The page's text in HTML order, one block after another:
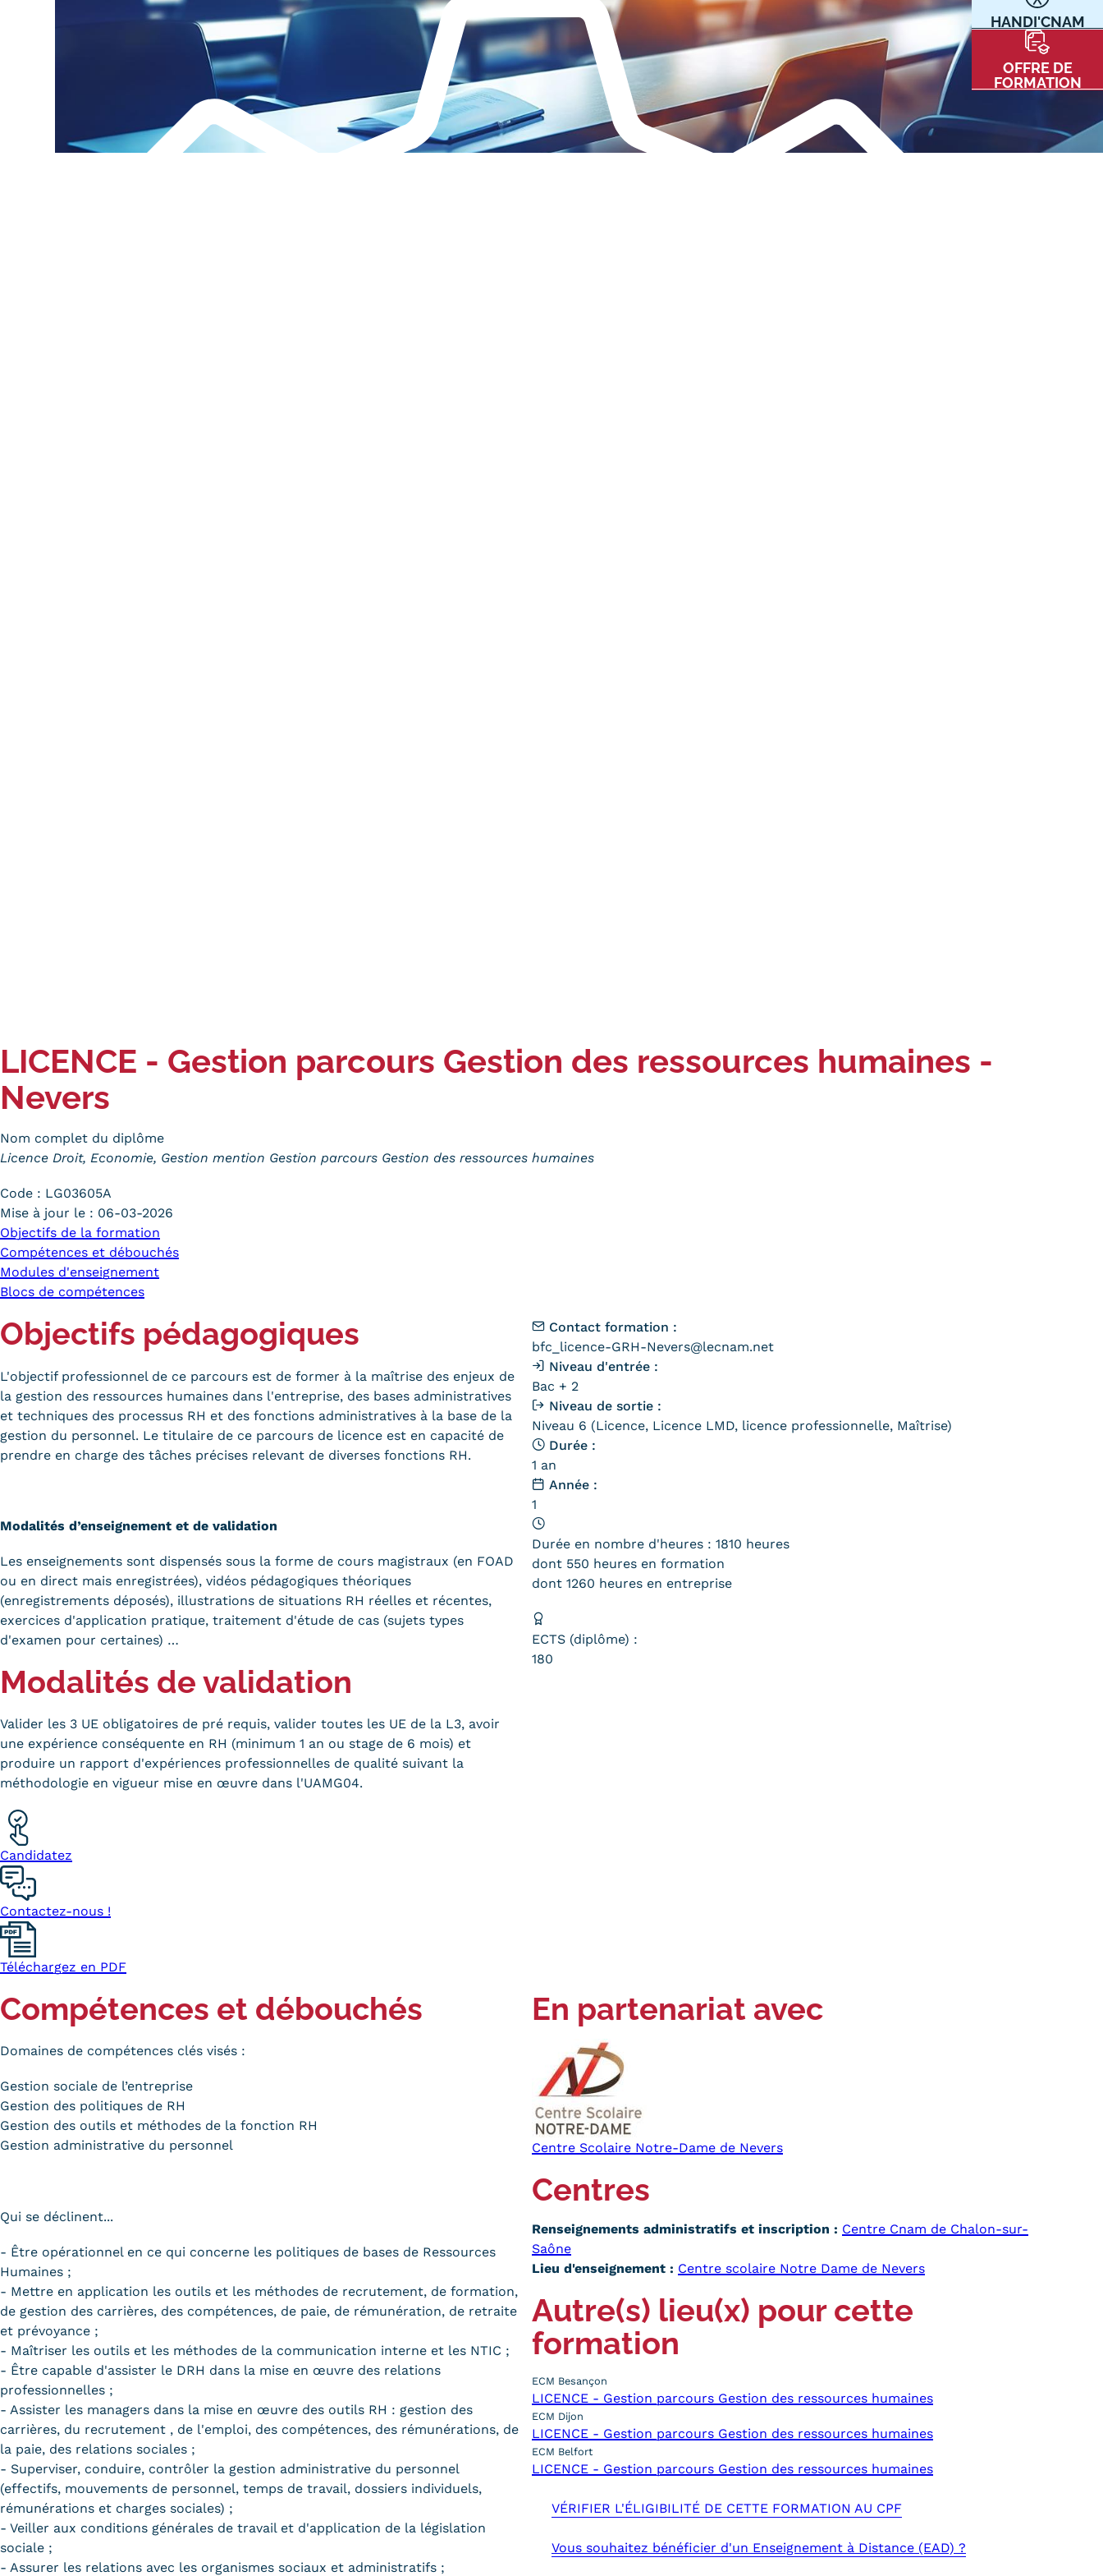
HANDI'CNAM
OFFRE DE
FORMATION
Quoi de neuf au Cnam BFC?
Contact
Contacts services
Alternance
Enseignement à distance
Validation des Acquis de
l'Expérience (VAE)
Validation des études
supérieures (VES)
Validation des acquis
Qualiopi
Le Cnam ICSV
Mobilité internationale et
Erasmus
Règlement intérieur
Infos élèves
Modalités d'inscription
Communication
Kits communications Cnam
Fiche contact salons, forums,
LICENCE - Gestion parcours Gestion des ressources humaines -
Nevers
Nom complet du diplôme
Licence Droit, Economie, Gestion mention Gestion parcours Gestion des ressources humaines
Code : LG03605A
Mise à jour le : 06-03-2026
Objectifs de la formation
Compétences et débouchés
Modules d'enseignement
Blocs de compétences
Objectifs pédagogiques
L'objectif professionnel de ce parcours est de former à la maîtrise des enjeux de
la gestion des ressources humaines dans l'entreprise, des bases administratives
et techniques des processus RH et des fonctions administratives à la base de la
gestion du personnel. Le titulaire de ce parcours de licence est en capacité de
prendre en charge des tâches précises relevant de diverses fonctions RH.
Modalités d’enseignement et de validation
Les enseignements sont dispensés sous la forme de cours magistraux (en FOAD
ou en direct mais enregistrées), vidéos pédagogiques théoriques
(enregistrements déposés), illustrations de situations RH réelles et récentes,
exercices d'application pratique, traitement d'étude de cas (sujets types
d'examen pour certaines) …
Modalités de validation
Valider les 3 UE obligatoires de pré requis, valider toutes les UE de la L3, avoir
une expérience conséquente en RH (minimum 1 an ou stage de 6 mois) et
produire un rapport d'expériences professionnelles de qualité suivant la
méthodologie en vigueur mise en œuvre dans l'UAMG04.
Contact formation :
bfc_licence-GRH-Nevers@lecnam.net
Niveau d'entrée :
Bac + 2
Niveau de sortie :
Niveau 6 (Licence, Licence LMD, licence professionnelle, Maîtrise)
Durée :
1 an
Année :
1
Durée en nombre d'heures : 1810 heures
dont 550 heures en formation
dont 1260 heures en entreprise
ECTS (diplôme) :
180
Candidatez
Contactez-nous !
Téléchargez en PDF
Compétences et débouchés
Domaines de compétences clés visés :
Gestion sociale de l’entreprise
Gestion des politiques de RH
Gestion des outils et méthodes de la fonction RH
Gestion administrative du personnel
Qui se déclinent...
- Être opérationnel en ce qui concerne les politiques de bases de Ressources
Humaines ;
- Mettre en application les outils et les méthodes de recrutement, de formation,
de gestion des carrières, des compétences, de paie, de rémunération, de retraite
et prévoyance ;
- Maîtriser les outils et les méthodes de la communication interne et les NTIC ;
- Être capable d'assister le DRH dans la mise en œuvre des relations
professionnelles ;
- Assister les managers dans la mise en œuvre des outils RH : gestion des
carrières, du recrutement , de l'emploi, des compétences, des rémunérations, de
la paie, des relations sociales ;
- Superviser, conduire, contrôler la gestion administrative du personnel
(effectifs, mouvements de personnel, temps de travail, dossiers individuels,
rémunérations et charges sociales) ;
- Veiller aux conditions générales de travail et d'application de la législation
sociale ;
- Assurer les relations avec les organismes sociaux et administratifs ;
En partenariat avec
Centre Scolaire Notre-Dame de Nevers
Centres
Renseignements administratifs et inscription : Centre Cnam de Chalon-sur-
Saône
Lieu d'enseignement : Centre scolaire Notre Dame de Nevers
Autre(s) lieu(x) pour cette
formation
ECM Besançon
LICENCE - Gestion parcours Gestion des ressources humaines
ECM Dijon
LICENCE - Gestion parcours Gestion des ressources humaines
ECM Belfort
LICENCE - Gestion parcours Gestion des ressources humaines
VÉRIFIER L'ÉLIGIBILITÉ DE CETTE FORMATION AU CPF
Vous souhaitez bénéficier d'un Enseignement à Distance (EAD) ?